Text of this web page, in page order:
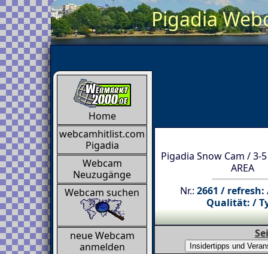
Pigadia
Home
webcamhitlist.com
Pigadia
Webcam
Neuzugänge
Webcam suchen
neue Webcam
anmelden
Pigadia Snow Cam / 3-
AREA
Nr.: 2661 / refresh:
Qualität: /